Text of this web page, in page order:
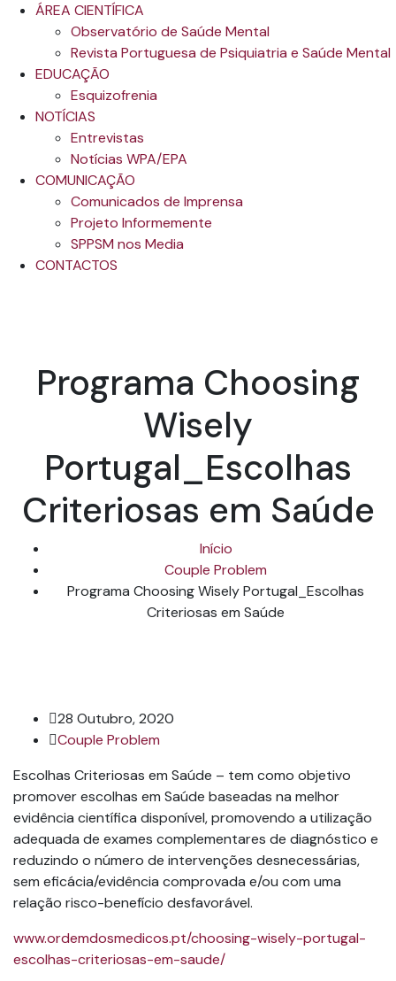
ÁREA CIENTÍFICA
Observatório de Saúde Mental
Revista Portuguesa de Psiquiatria e Saúde Mental
EDUCAÇÃO
Esquizofrenia
NOTÍCIAS
Entrevistas
Notícias WPA/EPA
COMUNICAÇÃO
Comunicados de Imprensa
Projeto Informemente
SPPSM nos Media
CONTACTOS
Programa Choosing
Wisely
Portugal_Escolhas
Criteriosas em Saúde
Início
Couple Problem
Programa Choosing Wisely Portugal_Escolhas
Criteriosas em Saúde
28 Outubro, 2020
Couple Problem
Escolhas Criteriosas em Saúde – tem como objetivo
promover escolhas em Saúde baseadas na melhor
evidência científica disponível, promovendo a utilização
adequada de exames complementares de diagnóstico e
reduzindo o número de intervenções desnecessárias,
sem eficácia/evidência comprovada e/ou com uma
relação risco-benefício desfavorável.
www.ordemdosmedicos.pt/choosing-wisely-portugal-
escolhas-criteriosas-em-saude/